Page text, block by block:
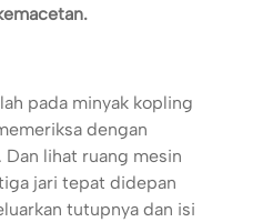
pada minyak kopling
dengan
lihat ruang mesin
jari tepat didepan
tutupnya dan isi